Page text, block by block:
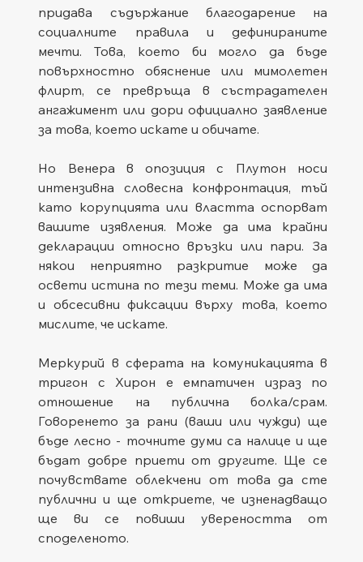
придава съдържание благодарение на
социалните правила и дефинираните
мечти. Това, което би могло да бъде
повърхностно обяснение или мимолетен
флирт, се превръща в състрадателен
ангажимент или дори официално заявление
за това, което искате и обичате.
Но Венера в опозиция с Плутон носи
интензивна словесна конфронтация, тъй
като корупцията или властта оспорват
вашите изявления. Може да има крайни
декларации относно връзки или пари. За
някои неприятно разкритие може да
освети истина по тези теми. Може да има
и обсесивни фиксации върху това, което
мислите, че искате.
Меркурий в сферата на комуникацията в
тригон с Хирон е емпатичен израз по
отношение на публична болка/срам.
Говоренето за рани (ваши или чужди) ще
бъде лесно - точните думи са налице и ще
бъдат добре приети от другите. Ще се
почувствате облекчени от това да сте
публични и ще откриете, че изненадващо
ще ви се повиши увереността от
споделеното.